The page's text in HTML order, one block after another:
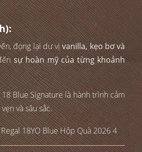
đọng lại dư vịvanilla, kẹo bơ và
sự hoàn mỹ của từng khoảnh
Blue Signature là hành trình cảm
và sâu sắc.